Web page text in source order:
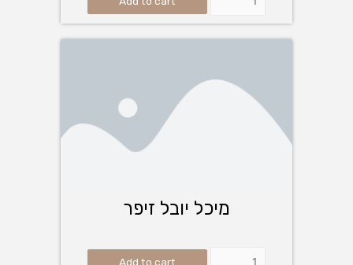
מיכל יובל זיפר
Add to cart